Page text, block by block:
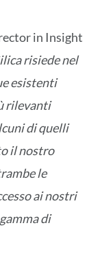
in Insight
risiede nel
esistenti
rilevanti
di quelli
il nostro
le
ai nostri
di